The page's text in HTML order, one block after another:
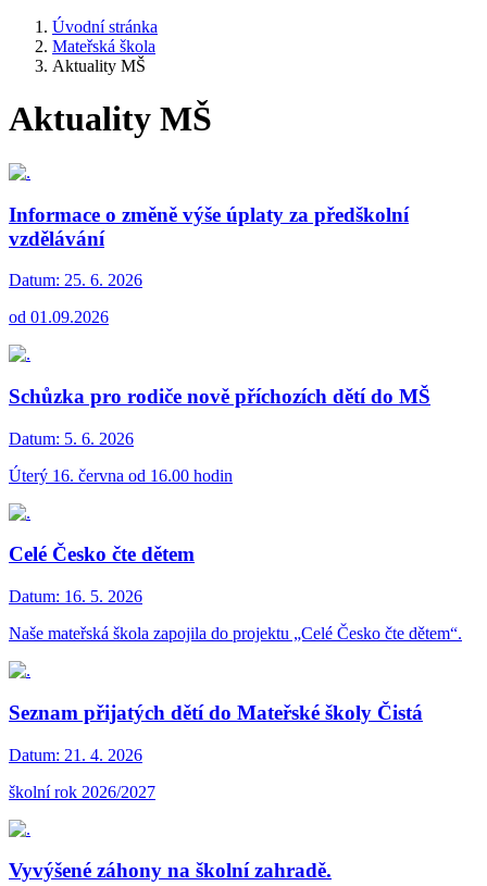
Úvodní stránka
Mateřská škola
Aktuality MŠ
Aktuality MŠ
Informace o změně výše úplaty za předškolní
vzdělávání
Datum: 25. 6. 2026
od 01.09.2026
Schůzka pro rodiče nově příchozích dětí do MŠ
Datum: 5. 6. 2026
Úterý 16. června od 16.00 hodin
Celé Česko čte dětem
Datum: 16. 5. 2026
Naše mateřská škola zapojila do projektu „Celé Česko čte dětem“.
Seznam přijatých dětí do Mateřské školy Čistá
Datum: 21. 4. 2026
školní rok 2026/2027
Vyvýšené záhony na školní zahradě.